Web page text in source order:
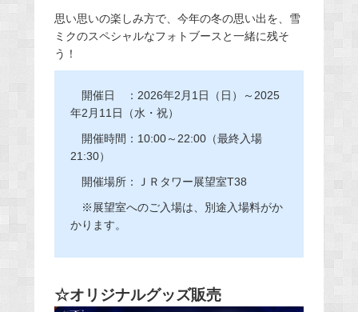
思い思いの楽しみ方で、今年の冬の思い出を、雪
ミクのスペシャルなフォトブースと一緒に残そ
う！
開催日 ：2026年2月1日（日）～2025
年2月11日（水・祝）
開催時間：10:00～22:00（最終入場
21:30）
開催場所：ＪＲタワー展望室T38
※展望室へのご入場は、別途入場料がか
かります。
☆オリジナルグッズ販売